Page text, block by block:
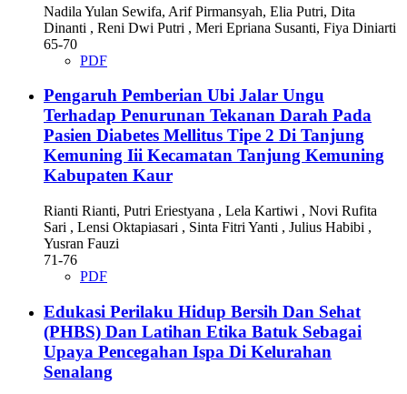
Nadila Yulan Sewifa, Arif Pirmansyah, Elia Putri, Dita
Dinanti , Reni Dwi Putri , Meri Epriana Susanti, Fiya Diniarti
65-70
PDF
Pengaruh Pemberian Ubi Jalar Ungu
Terhadap Penurunan Tekanan Darah Pada
Pasien Diabetes Mellitus Tipe 2 Di Tanjung
Kemuning Iii Kecamatan Tanjung Kemuning
Kabupaten Kaur
Rianti Rianti, Putri Eriestyana , Lela Kartiwi , Novi Rufita
Sari , Lensi Oktapiasari , Sinta Fitri Yanti , Julius Habibi ,
Yusran Fauzi
71-76
PDF
Edukasi Perilaku Hidup Bersih Dan Sehat
(PHBS) Dan Latihan Etika Batuk Sebagai
Upaya Pencegahan Ispa Di Kelurahan
Senalang